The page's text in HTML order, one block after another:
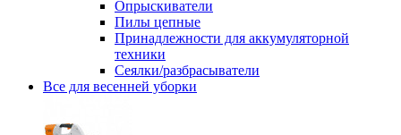
Опрыскиватели
Пилы цепные
Принадлежности для аккумуляторной
техники
Сеялки/разбрасыватели
Все для весенней уборки